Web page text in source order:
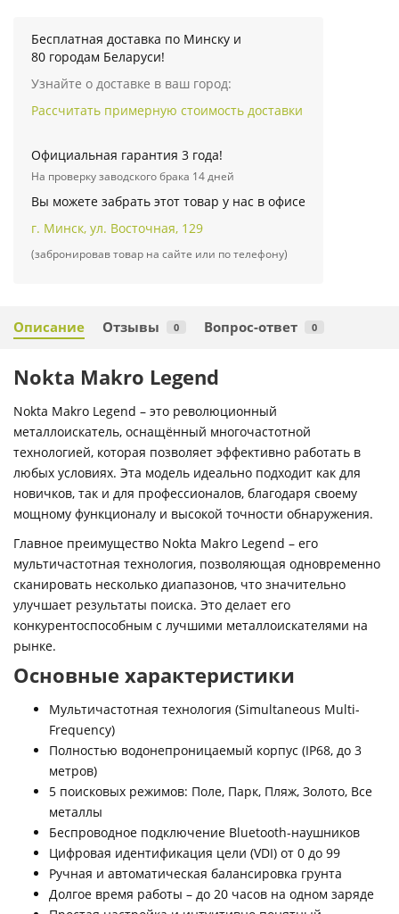
Бесплатная доставка по Минску и
80 городам Беларуси!
Узнайте о доставке в ваш город:
Рассчитать примерную стоимость доставки
Официальная гарантия 3 года!
На проверку заводского брака 14 дней
Вы можете забрать этот товар у нас в офисе
г. Минск, ул. Восточная, 129
(забронировав товар на сайте или по телефону)
Описание Отзывы 0 Вопрос-ответ 0
Nokta Makro Legend
Nokta Makro Legend – это революционный
металлоискатель, оснащённый многочастотной
технологией, которая позволяет эффективно работать в
любых условиях. Эта модель идеально подходит как для
новичков, так и для профессионалов, благодаря своему
мощному функционалу и высокой точности обнаружения.
Главное преимущество Nokta Makro Legend – его
мультичастотная технология, позволяющая одновременно
сканировать несколько диапазонов, что значительно
улучшает результаты поиска. Это делает его
конкурентоспособным с лучшими металлоискателями на
рынке.
Основные характеристики
Мультичастотная технология (Simultaneous Multi-
Frequency)
Полностью водонепроницаемый корпус (IP68, до 3
метров)
5 поисковых режимов: Поле, Парк, Пляж, Золото, Все
металлы
Беспроводное подключение Bluetooth-наушников
Цифровая идентификация цели (VDI) от 0 до 99
Ручная и автоматическая балансировка грунта
Долгое время работы – до 20 часов на одном заряде